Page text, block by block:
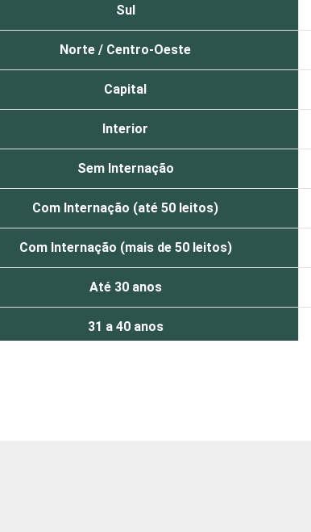
Sul
Norte / Centro-Oeste
Capital
Interior
Sem Internação
Com Internação (até 50 leitos)
Com Internação (mais de 50 leitos)
Até 30 anos
31 a 40 anos